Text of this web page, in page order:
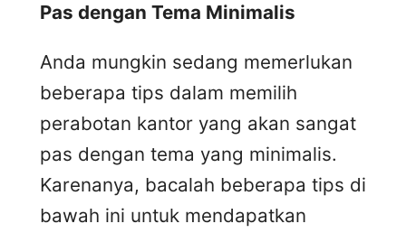
Pas dengan Tema Minimalis
Anda mungkin sedang memerlukan
beberapa tips dalam memilih
perabotan kantor yang akan sangat
pas dengan tema yang minimalis.
Karenanya, bacalah beberapa tips di
bawah ini untuk mendapatkan